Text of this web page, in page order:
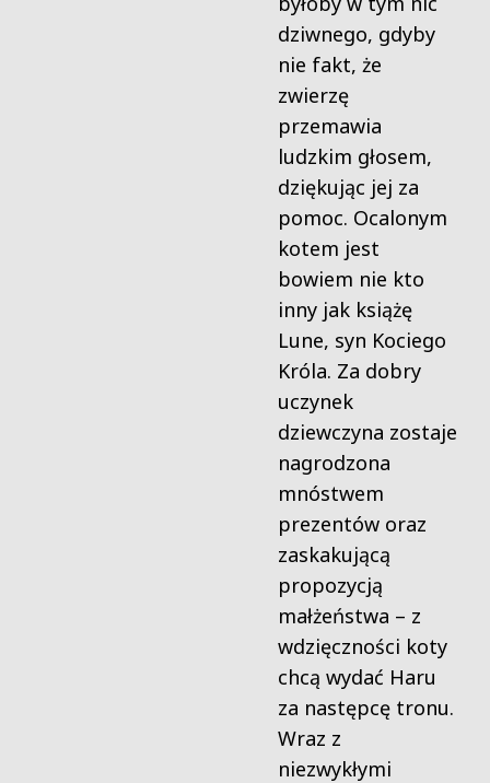
dziwnego, gdyby
nie fakt, że
zwierzę
przemawia
ludzkim głosem,
dziękując jej za
pomoc. Ocalonym
kotem jest
bowiem nie kto
inny jak książę
Lune, syn Kociego
Króla. Za dobry
uczynek
dziewczyna zostaje
nagrodzona
mnóstwem
prezentów oraz
zaskakującą
propozycją
małżeństwa – z
wdzięczności koty
chcą wydać Haru
za następcę tronu.
Wraz z
niezwykłymi